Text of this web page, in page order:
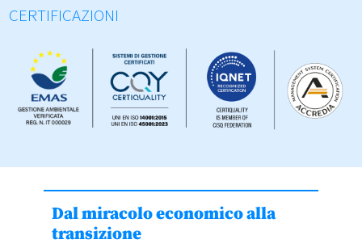
CERTIFICAZIONI
Dal miracolo economico alla
transizione